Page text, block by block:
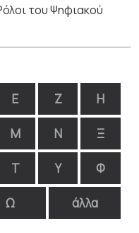
του Ψηφιακού
Ε Ζ Η
Μ Ν Ξ
Τ Υ Φ
Ω άλλα